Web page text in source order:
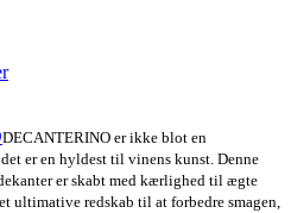
DECANTERINO er ikke blot en
er en hyldest til vinens kunst. Denne
er skabt med kærlighed til ægte
ultimative redskab til at forbedre smagen,